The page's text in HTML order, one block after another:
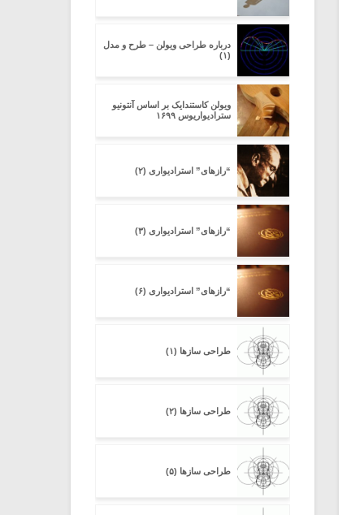
درباره طراحی ویولن – طرح و مدل
(۱)
ویولن کاستندایک بر اساس آنتونیو
سترادیواریوس ۱۶۹۹
“رازهای” استرادیواری (۲)
“رازهای” استرادیواری (۳)
“رازهای” استرادیواری (۶)
طراحی سازها (۱)
طراحی سازها (۲)
طراحی سازها (۵)